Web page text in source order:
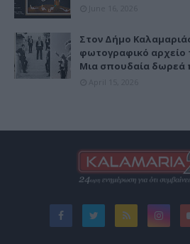
Στον Δήμο
φωτογραφικό αρχείο
Μια σπουδαία δωρεά